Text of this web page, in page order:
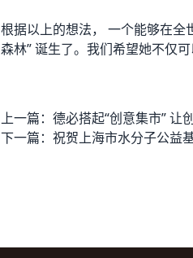
根据以上的想法， 一个能够在全
森林” 诞生了。我们希望她不仅
上一篇：
下一篇：